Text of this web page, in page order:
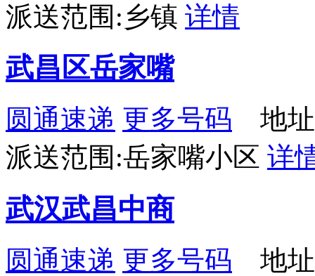
派送范围:乡镇 详情
武昌区岳家嘴
圆通速递 更多号码 地址
派送范围:岳家嘴小区 详
武汉武昌中商
圆通速递 更多号码 地址